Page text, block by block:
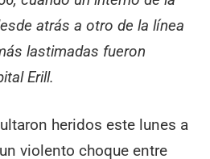
atrás a otro de la línea
lastimadas fueron
Erill.
heridos este lunes a
violento choque entre